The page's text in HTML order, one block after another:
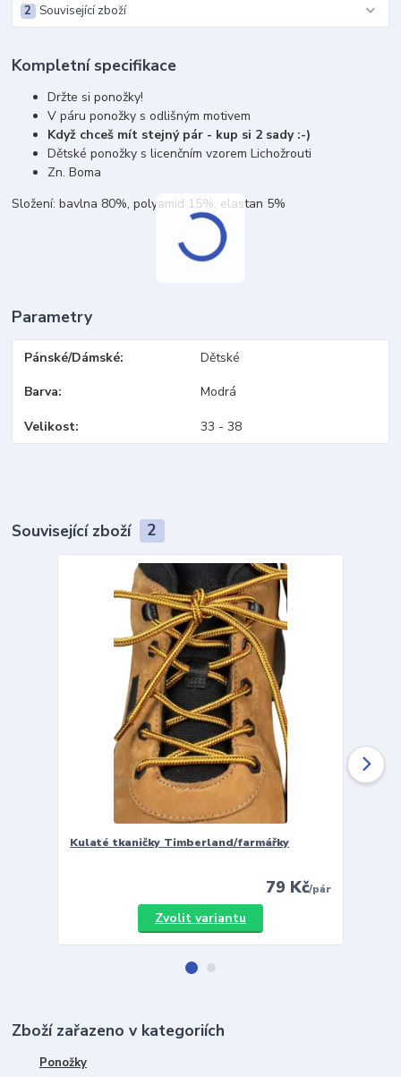
Související zboží
2
Kompletní specifikace
Držte si ponožky!
V páru ponožky s odlišným motivem
Když chceš mít stejný pár - kup si 2 sady :-)
Dětské ponožky s licenčním vzorem Lichožrouti
Zn. Boma
Složení: bavlna 80%, polyamid 15%, elastan 5%
Parametry
Pánské/Dámské Dětské
Barva Modrá
Velikost 33 - 38
Související zboží 2
Kulaté tkaničky Timberland/farmářky
79 Kč/pár
Zvolit variantu
Zboží zařazeno v kategoriích
Ponožky